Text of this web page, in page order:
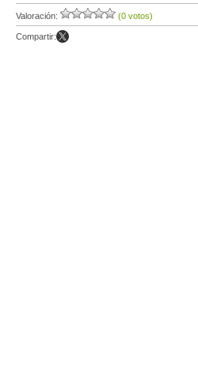
Valoración: (0 votos)
Compartir: